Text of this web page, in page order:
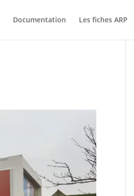
Documentation Les fiches ARP